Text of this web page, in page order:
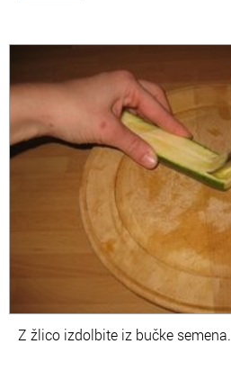
Z žlico izdolbite iz bučke semena.